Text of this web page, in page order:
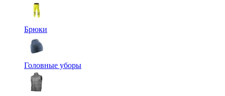
Брюки
Головные уборы